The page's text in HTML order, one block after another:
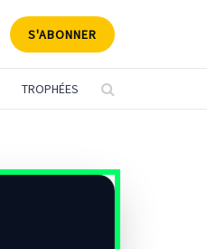
S'ABONNER
TROPHÉES